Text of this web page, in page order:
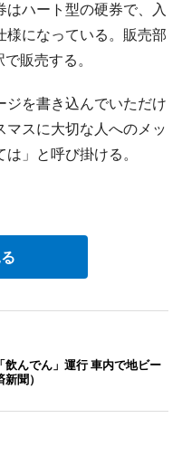
ハート型の硬券で、入
様になっている。販売部
販売する。
を書き込んでいただけ
マスに大切な人へのメッ
」と呼び掛ける。
んでん」運行 車内で地ビー
聞）